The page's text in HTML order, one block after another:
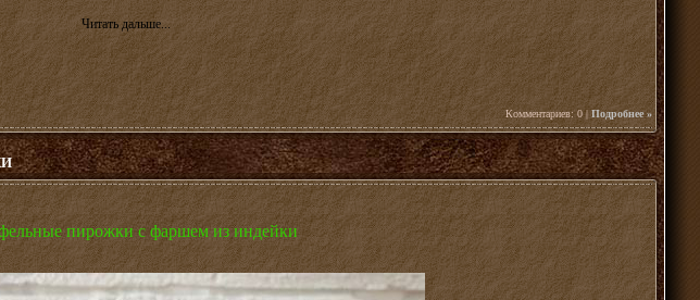
Читать дальше...
Комментариев: 0 |Подробнее »
пирожки с фаршем из индейки